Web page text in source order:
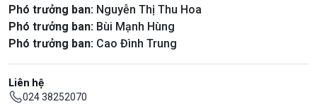
Phó trưởng ban: Nguyễn Thị Thu Hoa
Phó trưởng ban: Bùi Mạnh Hùng
Phó trưởng ban: Cao Đình Trung
Liên hệ
024 38252070